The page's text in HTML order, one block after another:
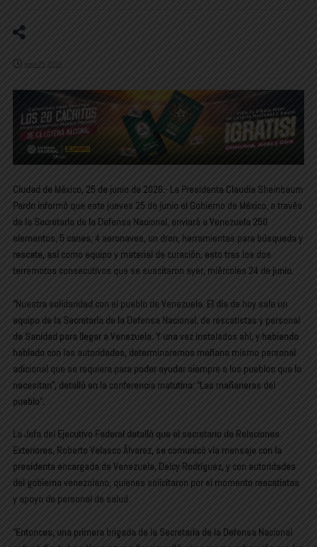
junio 25, 2026
Ciudad de México, 25 de junio de 2026.- La Presidenta Claudia Sheinbaum
Pardo informó que este jueves 25 de junio el Gobierno de México, a través
de la Secretaría de la Defensa Nacional, enviará a Venezuela 250
elementos, 5 canes, 4 aeronaves, un dron, herramientas para búsqueda y
rescate, así como equipo y material de curación, esto tras los dos
terremotos consecutivos que se suscitaron ayer, miércoles 24 de junio.
“Nuestra solidaridad con el pueblo de Venezuela. El día de hoy sale un
equipo de la Secretaría de la Defensa Nacional, de rescatistas y personal
de Sanidad para llegar a Venezuela. Y una vez instalados ahí, y habiendo
hablado con las autoridades, determinaremos mañana mismo personal
adicional que se requiera para poder ayudar siempre a los pueblos que lo
necesitan”, detalló en la conferencia matutina: “Las mañaneras del
pueblo”.
La Jefa del Ejecutivo Federal detalló que el secretario de Relaciones
Exteriores, Roberto Velasco Álvarez, se comunicó vía mensaje con la
presidenta encargada de Venezuela, Delcy Rodríguez, y con autoridades
del gobierno venezolano, quienes solicitaron por el momento rescatistas
y apoyo de personal de salud.
“Entonces, una primera brigada de la Secretaría de la Defensa Nacional